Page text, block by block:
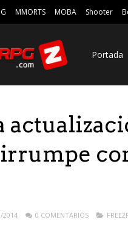
MMORTS MOBA Shooter
Portada
irrumpe
2014 0 COMENTARIOS